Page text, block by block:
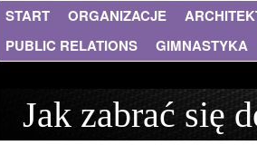
START ORGANIZACJE
PUBLIC RELATIONS
GIMNASTYKA
Jak zabrać się